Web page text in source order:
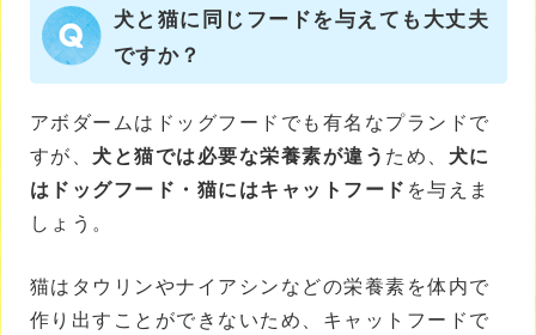
犬と猫に同じフードを与えても大丈夫
ですか？
アボダームはドッグフードでも有名なプランドで
すが、 犬と猫では必要な栄養素が違う ため、 犬に
はドッグフード・猫にはキャットフード を与えま
しょう。
猫はタウリンやナイアシンなどの栄養素を体内で
作り出すことができないため、キャットフードで